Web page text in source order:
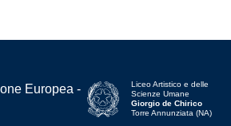
Liceo Artistico e delle
Scienze Umane
Giorgio de Chirico
Torre Annunziata (NA)